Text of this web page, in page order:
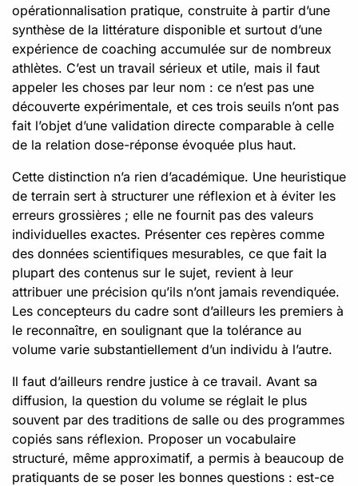
opérationnalisation pratique, construite à partir d’une
synthèse de la littérature disponible et surtout d’une
expérience de coaching accumulée sur de nombreux
athlètes. C’est un travail sérieux et utile, mais il faut
appeler les choses par leur nom : ce n’est pas une
découverte expérimentale, et ces trois seuils n’ont pas
fait l’objet d’une validation directe comparable à celle
de la relation dose-réponse évoquée plus haut.
Cette distinction n’a rien d’académique. Une heuristique
de terrain sert à structurer une réflexion et à éviter les
erreurs grossières ; elle ne fournit pas des valeurs
individuelles exactes. Présenter ces repères comme
des données scientifiques mesurables, ce que fait la
plupart des contenus sur le sujet, revient à leur
attribuer une précision qu’ils n’ont jamais revendiquée.
Les concepteurs du cadre sont d’ailleurs les premiers à
le reconnaître, en soulignant que la tolérance au
volume varie substantiellement d’un individu à l’autre.
Il faut d’ailleurs rendre justice à ce travail. Avant sa
diffusion, la question du volume se réglait le plus
souvent par des traditions de salle ou des programmes
copiés sans réflexion. Proposer un vocabulaire
structuré, même approximatif, a permis à beaucoup de
pratiquants de se poser les bonnes questions : est-ce